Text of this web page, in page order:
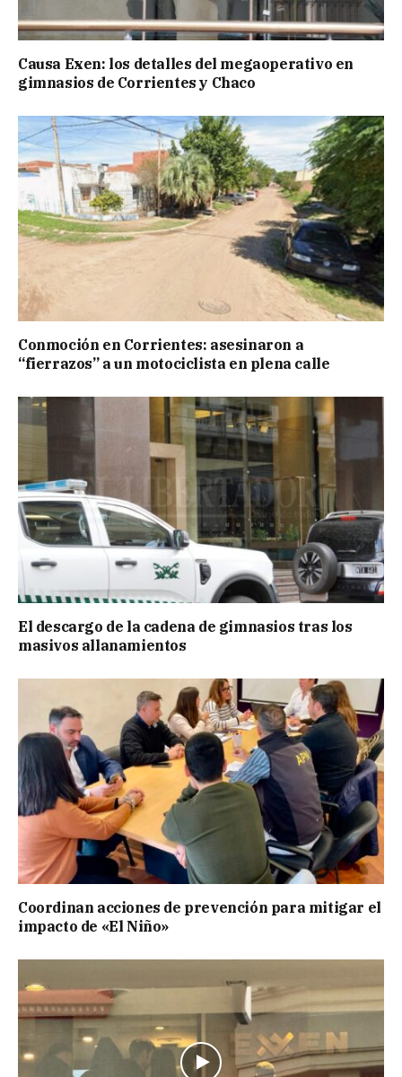
Causa Exen: los detalles del megaoperativo en
gimnasios de Corrientes y Chaco
Conmoción en Corrientes: asesinaron a
“fierrazos” a un motociclista en plena calle
El descargo de la cadena de gimnasios tras los
masivos allanamientos
Coordinan acciones de prevención para mitigar el
impacto de «El Niño»